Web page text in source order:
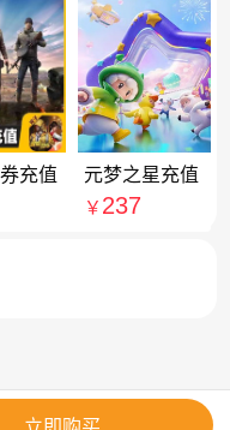
充值
元梦之星充值
￥ 237